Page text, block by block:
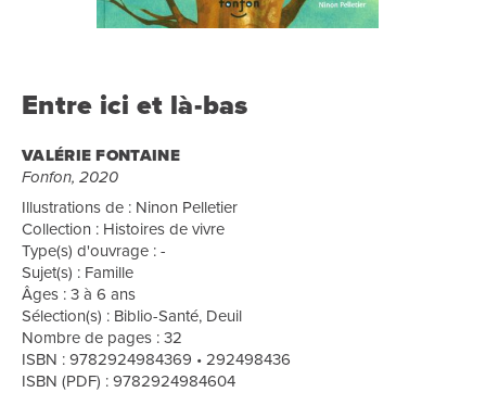
Entre ici et là-bas
VALÉRIE FONTAINE
Fonfon, 2020
Illustrations de : Ninon Pelletier
Collection : Histoires de vivre
Type(s) d'ouvrage : -
Sujet(s) : Famille
Âges : 3 à 6 ans
Sélection(s) : Biblio-Santé, Deuil
Nombre de pages : 32
ISBN : 9782924984369 • 292498436
ISBN (PDF) : 9782924984604